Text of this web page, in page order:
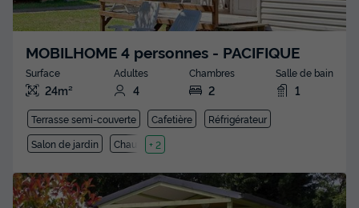
MOBILHOME 4 personnes - PACIFIQUE
Surface
24m²
Adultes
4
Chambres
2
Salle de bain
1
Terrasse semi-couverte Cafetière
Réfrigérateur
Salon de jardin
Chauffage
+ 2